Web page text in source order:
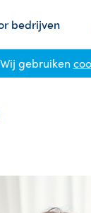
bedrijven
Wij gebruiken